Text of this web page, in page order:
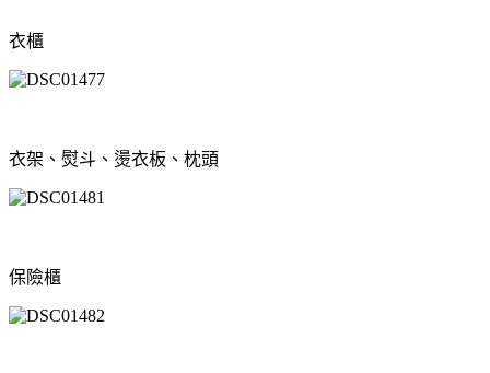
衣櫃
衣架、熨斗、燙衣板、枕頭
保險櫃